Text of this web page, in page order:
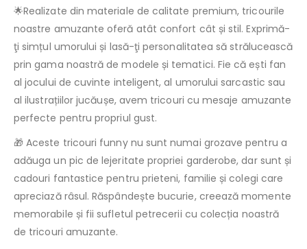
🌟Realizate din materiale de calitate premium, tricourile
noastre amuzante oferă atât confort cât și stil. Exprimă-
ţi simțul umorului și lasă-ţi personalitatea să strălucească
prin gama noastră de modele și tematici. Fie că ești fan
al jocului de cuvinte inteligent, al umorului sarcastic sau
al ilustrațiilor jucăușe, avem tricouri cu mesaje amuzante
perfecte pentru propriul gust.
🎁 Aceste tricouri funny nu sunt numai grozave pentru a
adăuga un pic de lejeritate propriei garderobe, dar sunt și
cadouri fantastice pentru prieteni, familie și colegi care
apreciază râsul. Răspândește bucurie, creează momente
memorabile și fii sufletul petrecerii cu colecția noastră
de tricouri amuzante.